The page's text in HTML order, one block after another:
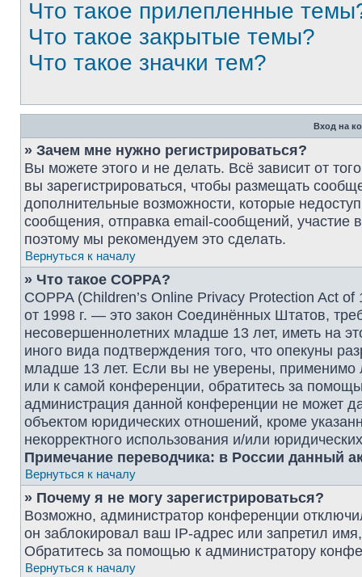
Что такое прилепленные
Что такое закрытые темы?
Что такое значки тем?
Вход на
» Зачем мне нужно регистрироваться?
Вы можете этого и не делать. Всё зависит от
вы зарегистрироваться, чтобы размещать
дополнительные возможности, которые
сообщения, отправка email-сообщений, участие
поэтому мы рекомендуем это сделать.
Вернуться к началу
» Что такое COPPA?
COPPA (Children’s Online Privacy Protection Act
от 1998 г. — это закон Соединённых Штатов,
несовершеннолетних младше 13 лет, иметь на
иного вида подтверждения того, что опекуны
младше 13 лет. Если вы не уверены, применимо
или к самой конференции, обратитесь за
администрация данной конференции не может
объектом юридических отношений, кроме
некорректного использования и/или
Примечание переводчика: в России данный
Вернуться к началу
» Почему я не могу зарегистрироваться?
Возможно, администратор конференции
он заблокировал ваш IP-адрес или запретил
Обратитесь за помощью к администратору
Вернуться к началу